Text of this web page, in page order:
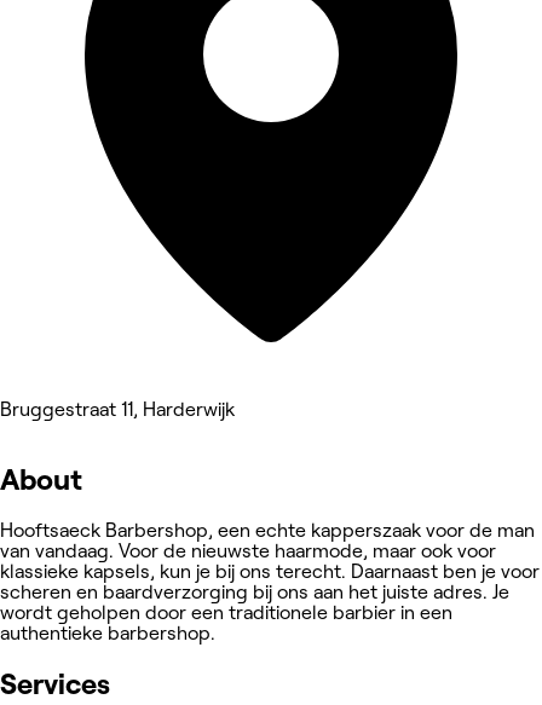
Bruggestraat 11, Harderwijk
About
Hooftsaeck Barbershop, een echte kapperszaak voor de man
van vandaag. Voor de nieuwste haarmode, maar ook voor
klassieke kapsels, kun je bij ons terecht. Daarnaast ben je voor
scheren en baardverzorging bij ons aan het juiste adres. Je
wordt geholpen door een traditionele barbier in een
authentieke barbershop.
Services